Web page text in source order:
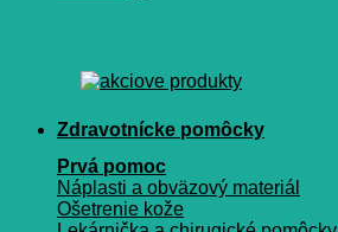
Zdravotnícke pomôcky
Prvá pomoc
Náplasti a obväzový materiál
Ošetrenie kože